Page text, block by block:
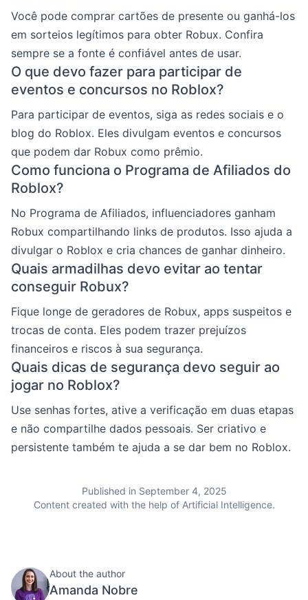
Você pode comprar cartões de presente ou ganhá-los
em sorteios legítimos para obter Robux. Confira
sempre se a fonte é confiável antes de usar.
O que devo fazer para participar de
eventos e concursos no Roblox?
Para participar de eventos, siga as redes sociais e o
blog do Roblox. Eles divulgam eventos e concursos
que podem dar Robux como prêmio.
Como funciona o Programa de Afiliados do
Roblox?
No Programa de Afiliados, influenciadores ganham
Robux compartilhando links de produtos. Isso ajuda a
divulgar o Roblox e cria chances de ganhar dinheiro.
Quais armadilhas devo evitar ao tentar
conseguir Robux?
Fique longe de geradores de Robux, apps suspeitos e
trocas de conta. Eles podem trazer prejuízos
financeiros e riscos à sua segurança.
Quais dicas de segurança devo seguir ao
jogar no Roblox?
Use senhas fortes, ative a verificação em duas etapas
e não compartilhe dados pessoais. Ser criativo e
persistente também te ajuda a se dar bem no Roblox.
Published in September 4, 2025
Content created with the help of Artificial Intelligence.
About the author
Amanda Nobre